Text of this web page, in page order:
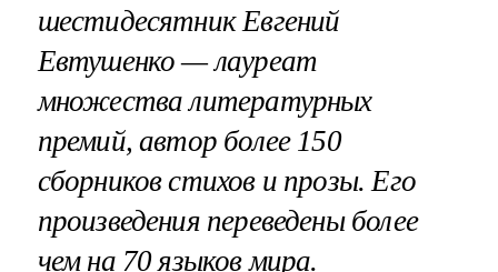
шестидесятник Евгений
Евтушенко — лауреат
множества литературных
премий, автор более 150
сборников стихов и прозы. Его
произведения переведены более
чем на 70 языков мира.